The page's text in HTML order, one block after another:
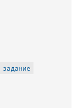
задание